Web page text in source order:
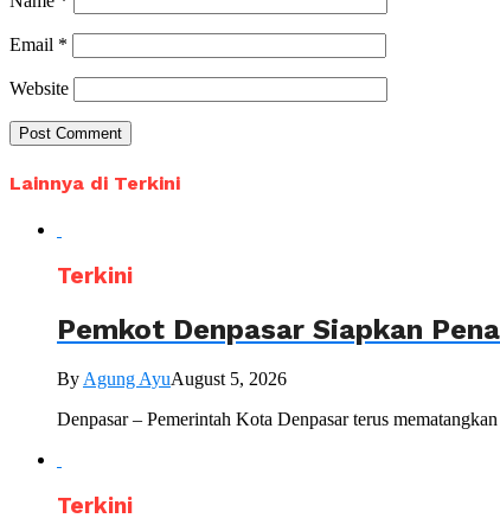
Email *
Website
Lainnya di Terkini
Terkini
Pemkot Denpasar Siapkan
ByAgung AyuAugust 5, 2026
Denpasar – Pemerintah Kota Denpasar terus
Terkini